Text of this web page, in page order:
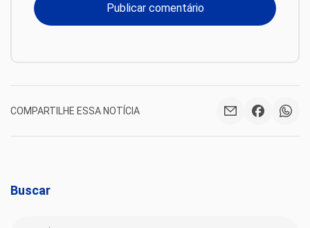
COMPARTILHE ESSA NOTÍCIA
Buscar